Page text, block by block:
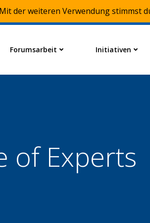
Forumsarbeit Initiativen
of Experts
der weiteren Verwendung stimmst